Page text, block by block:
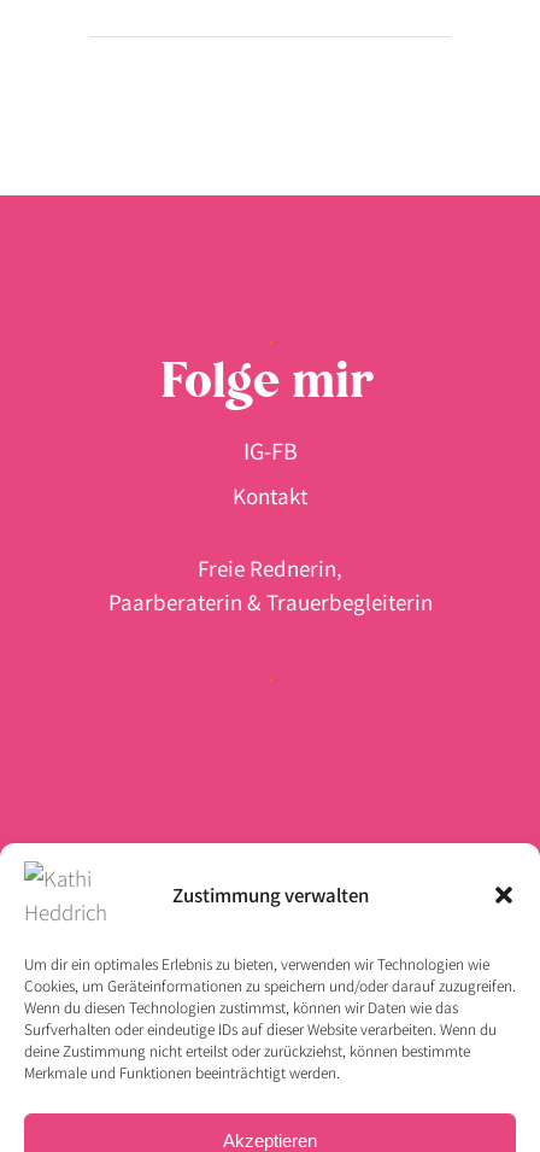
Zustimmung verwalten
Um dir ein optimales Erlebnis zu bieten, verwenden wir Technologien wie
Cookies, um Geräteinformationen zu speichern und/oder darauf zuzugreifen.
Wenn du diesen Technologien zustimmst, können wir Daten wie das
Surfverhalten oder eindeutige IDs auf dieser Website verarbeiten. Wenn du
deine Zustimmung nicht erteilst oder zurückziehst, können bestimmte
Merkmale und Funktionen beeinträchtigt werden.
Akzeptieren
Folge mir
IG-FB
Kontakt
Freie Rednerin,
Paarberaterin & Trauerbegleiterin
Für wahrhaftige Begegnungen
und tiefe Gefühle. Pure & unique
like you.